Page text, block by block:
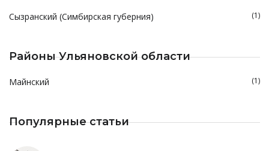
Сызранский (Симбирская губерния) (1)
Районы Ульяновской области
Майнский (1)
Популярные статьи